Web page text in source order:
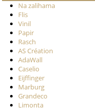
Na zalihama
Flis
Vinil
Papir
Rasch
AS Création
AdaWall
Caselio
Eijffinger
Marburg
Grandeco
Limonta